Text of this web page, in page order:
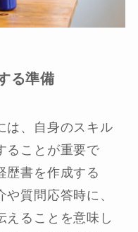
る準備
は、自身のスキル
ることが重要で
歴書を作成する
質問応答時に、
えることを意味し